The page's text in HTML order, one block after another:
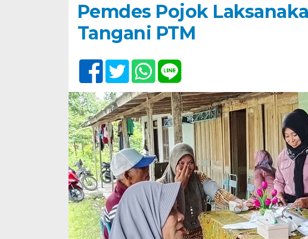
Pemdes Pojok
Tangani PTM